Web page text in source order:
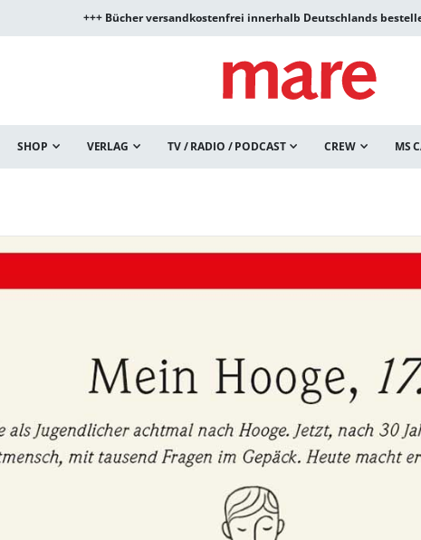
+++ Bücher versandkostenfrei innerhalb Deutschlands
SHOP VERLAG TV / RADIO / PODCAST CREW MS